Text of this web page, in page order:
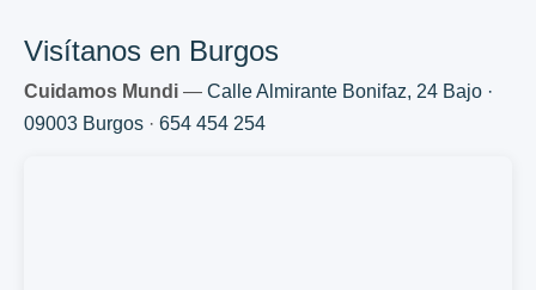
Visítanos en Burgos
Cuidamos Mundi — Calle Almirante Bonifaz, 24 Bajo ·
09003 Burgos · 654 454 254